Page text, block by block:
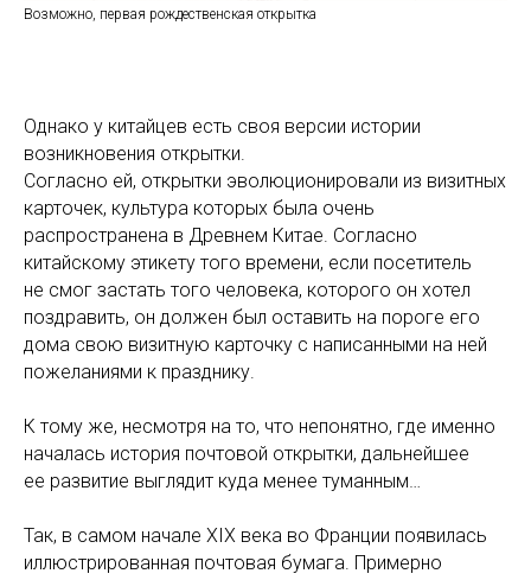
Возможно, первая рождественская открытка
Однако у китайцев есть своя версии истории
возникновения открытки.
Согласно ей, открытки эволюционировали из визитных
карточек, культура которых была очень
распространена в Древнем Китае. Согласно
китайскому этикету того времени, если посетитель
не смог застать того человека, которого он хотел
поздравить, он должен был оставить на пороге его
дома свою визитную карточку с написанными на ней
пожеланиями к празднику.
К тому же, несмотря на то, что непонятно, где именно
началась история почтовой открытки, дальнейшее
ее развитие выглядит куда менее туманным…
Так, в самом начале XIX века во Франции появилась
иллюстрированная почтовая бумага. Примерно